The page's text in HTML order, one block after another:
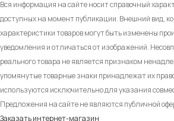
Вся информация на сайте носит справочный
доступных на момент публикации. Внешний вид,
характеристики товаров могут быть изменены
уведомления и отличаться от изображений.
реального товара не является признаком
упомянутые товарные знаки принадлежат их
используются исключительно для указания
Предложения на сайте не являются публичной
Заказать интернет-магазин